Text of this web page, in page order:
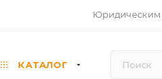
Юридическим
КАТАЛОГ